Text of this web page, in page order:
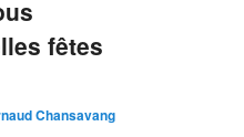
fêtes
Chansavang